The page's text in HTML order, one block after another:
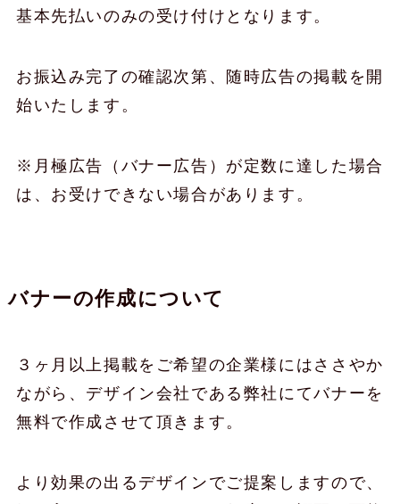
基本先払いのみの受け付けとなります。
お振込み完了の確認次第、随時広告の掲載を開
始いたします。
※月極広告（バナー広告）が定数に達した場合
は、お受けできない場合があります。
バナーの作成について
３ヶ月以上掲載をご希望の企業様にはささやか
ながら、デザイン会社である弊社にてバナーを
無料で作成させて頂きます。
より効果の出るデザインでご提案しますので、